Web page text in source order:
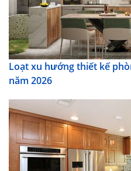
Loạt xu hướng thiết kế
năm 2026